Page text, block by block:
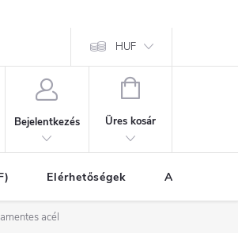
HUF
Bejelentkezés
KOSÁR
Üres kosár
Elérhetőségek A vásárlás
acél